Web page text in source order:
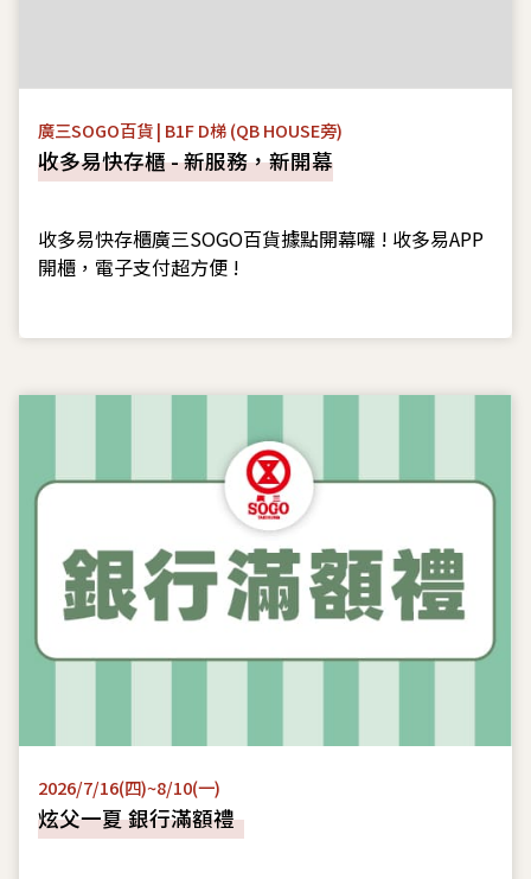
廣三SOGO百貨 | B1F D梯 (QB HOUSE旁)
收多易快存櫃 - 新服務，新開幕
收多易快存櫃廣三SOGO百貨據點開幕囉 ! 收多易APP
開櫃，電子支付超方便 !
2026/7/16(四)~8/10(一)
炫父一夏 銀行滿額禮